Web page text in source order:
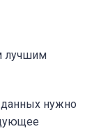
лучшим
нужно